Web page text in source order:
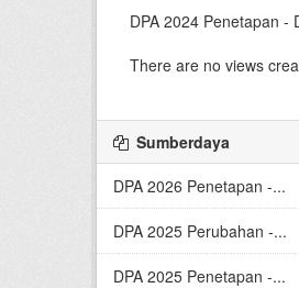
DPA 2024 Penetapan -
There are no views
Sumberdaya
DPA 2026 Penetapan -...
DPA 2025 Perubahan -...
DPA 2025 Penetapan -...